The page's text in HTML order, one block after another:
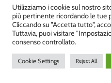
Utilizziamo i cookie sul nostro
più pertinente ricordando le tue
Cliccando su "Accetta tutto",
Tuttavia, puoi visitare
consenso controllato.
Cookie Settings Reject All